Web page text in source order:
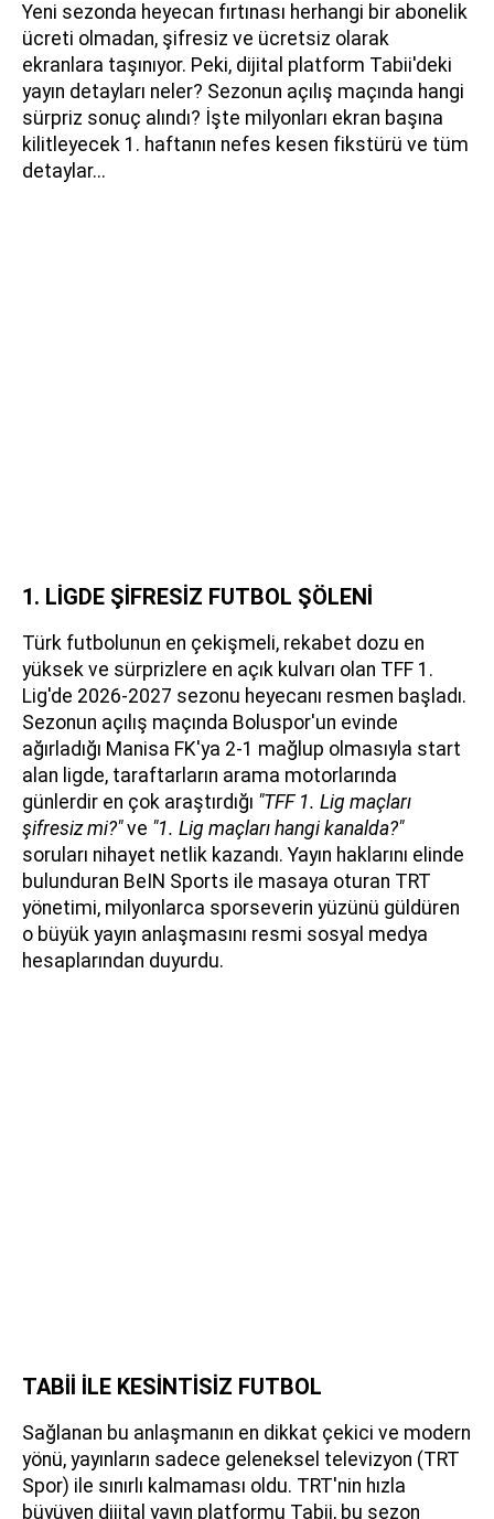
Yeni sezonda heyecan fırtınası herhangi bir abonelik
ücreti olmadan, şifresiz ve ücretsiz olarak
ekranlara taşınıyor. Peki, dijital platform Tabii'deki
yayın detayları neler? Sezonun açılış maçında hangi
sürpriz sonuç alındı? İşte milyonları ekran başına
kilitleyecek 1. haftanın nefes kesen fikstürü ve tüm
detaylar...
1. LİGDE ŞİFRESİZ FUTBOL ŞÖLENİ
Türk futbolunun en çekişmeli, rekabet dozu en
yüksek ve sürprizlere en açık kulvarı olan TFF 1.
Lig'de 2026-2027 sezonu heyecanı resmen başladı.
Sezonun açılış maçında Boluspor'un evinde
ağırladığı Manisa FK'ya 2-1 mağlup olmasıyla start
alan ligde, taraftarların arama motorlarında
günlerdir en çok araştırdığı "TFF 1. Lig maçları
şifresiz mi?"ve "1. Lig maçları hangi kanalda?"
soruları nihayet netlik kazandı. Yayın haklarını elinde
bulunduran BeIN Sports ile masaya oturan TRT
yönetimi, milyonlarca sporseverin yüzünü güldüren
o büyük yayın anlaşmasını resmi sosyal medya
hesaplarından duyurdu.
TABİİ İLE KESİNTİSİZ FUTBOL
Sağlanan bu anlaşmanın en dikkat çekici ve modern
yönü, yayınların sadece geleneksel televizyon (TRT
Spor) ile sınırlı kalmaması oldu. TRT'nin hızla
büyüyen dijital yayın platformu Tabii, bu sezon